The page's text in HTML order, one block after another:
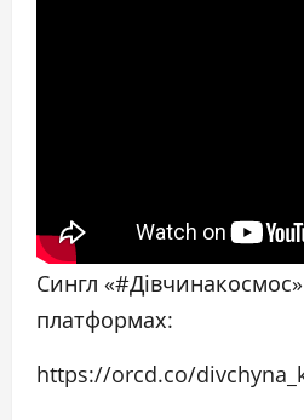
Сингл
платформах:
https://orcd.co/